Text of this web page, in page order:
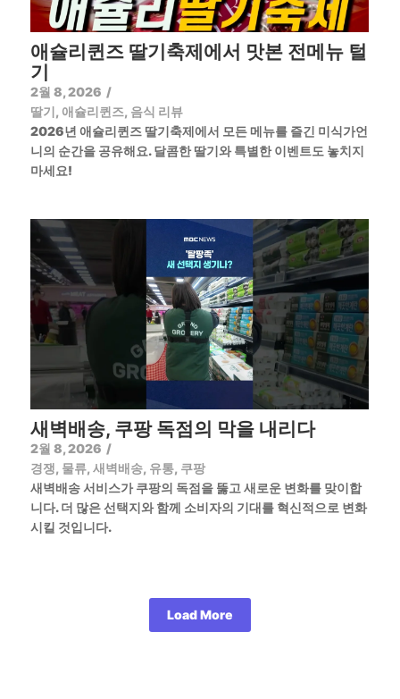
애슐리퀸즈 딸기축제에서 맛본 전메뉴 털
기
2월 8, 2026 /
딸기, 애슐리퀸즈, 음식 리뷰
2026년 애슐리퀸즈 딸기축제에서 모든 메뉴를 즐긴 미식가언
니의 순간을 공유해요. 달콤한 딸기와 특별한 이벤트도 놓치지
마세요!
새벽배송, 쿠팡 독점의 막을 내리다
2월 8, 2026 /
경쟁, 물류, 새벽배송, 유통, 쿠팡
새벽배송 서비스가 쿠팡의 독점을 뚫고 새로운 변화를 맞이합
니다. 더 많은 선택지와 함께 소비자의 기대를 혁신적으로 변화
시킬 것입니다.
Load More